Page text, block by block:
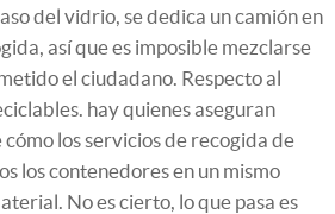
del vidrio, se dedica un camión en
así que es imposible mezclarse
el ciudadano. Respecto al
hay quienes aseguran
los servicios de recogida de
los contenedores en un mismo
No es cierto, lo que pasa es